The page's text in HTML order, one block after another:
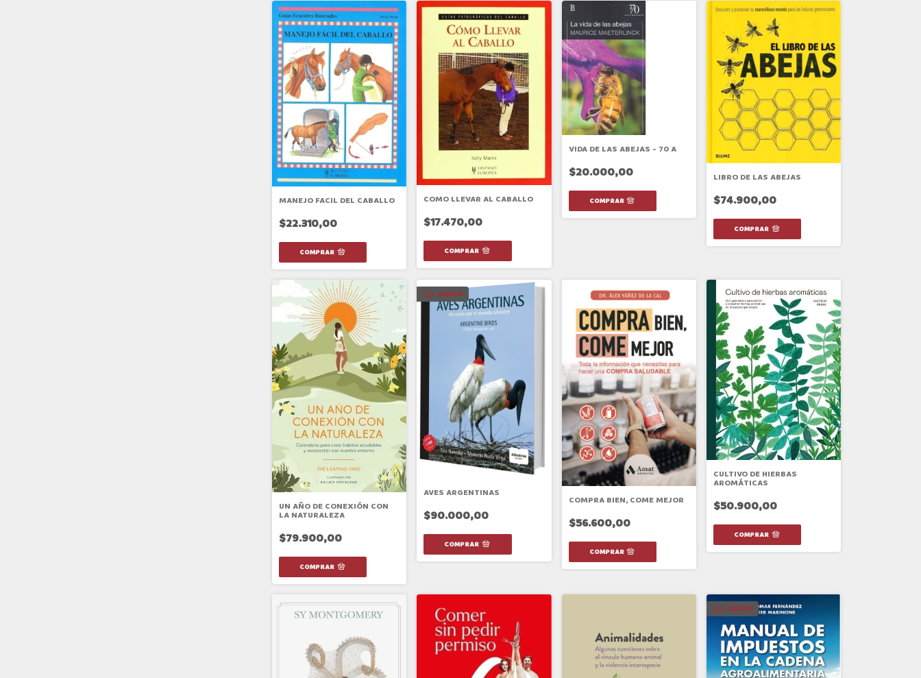
MANEJO FACIL DEL CABALLO
$22.310,00
COMO LLEVAR AL CABALLO
$17.470,00
VIDA DE LAS ABEJAS - 70 A
$20.000,00 LIBRO DE LAS ABEJAS
$74.900,00
UN AÑO DE CONEXIÓN CON
LA NATURALEZA
$79.900,00
GRATIS
AVES ARGENTINAS
$90.000,00
COMPRA BIEN, COME MEJOR
$56.600,00
CULTIVO DE HIERBAS
AROMÁTICAS
$50.900,00
GRATIS